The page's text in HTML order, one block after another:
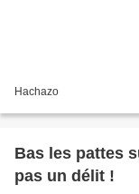
Hachazo
Bas les pattes
pas un délit !